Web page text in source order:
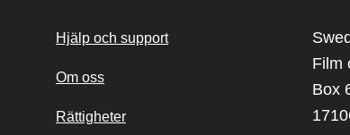
Hjälp och support
Om oss
Rättigheter
Film
Box